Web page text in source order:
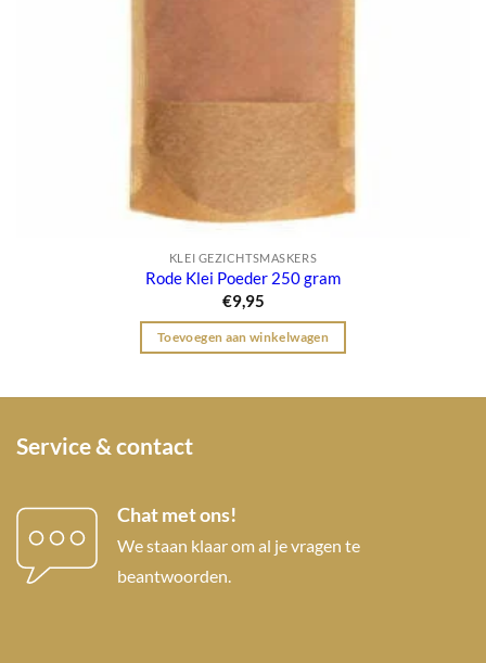
KLEI GEZICHTSMASKERS
Rode Klei Poeder 250 gram
€9,95
Toevoegen aan winkelwagen
Service & contact
Chat met ons!
We staan klaar om al je vragen te
beantwoorden.